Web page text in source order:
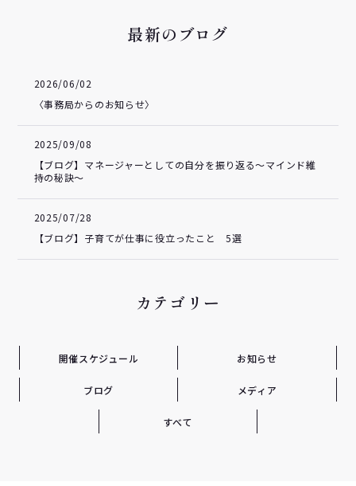
最新のブログ
2026/06/02
〈事務局からのお知らせ〉
2025/09/08
【ブログ】マネージャーとしての自分を振り返る～マインド維
持の秘訣～
2025/07/28
【ブログ】子育てが仕事に役立ったこと 5選
カテゴリー
開催スケジュール お知らせ
ブログ メディア
すべて